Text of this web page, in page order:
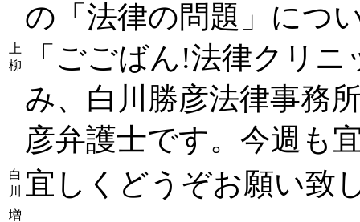
上
柳
の「法律の問題」につ
「ごごばん!法律クリ
み、白川勝彦法律事務
彦弁護士です。今週も
白
川
宜しくどうぞお願い致
増